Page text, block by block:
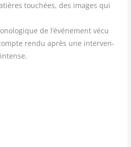
tou­chées, des images qui
de l’événement vécu
ren­du après une inter­ven­